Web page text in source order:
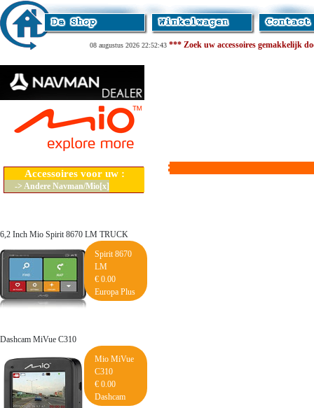
08 augustus 2026 22:52:43 *** Zoek uw accessoires gemakkelijk
Accessoires voor uw :
-> Andere Navman/Mio[x]
6,2 Inch Mio Spirit 8670 LM TRUCK
Spirit 8670
LM
€ 0.00
Europa Plus
Dashcam MiVue C310
Mio MiVue
C310
€ 0.00
Dashcam